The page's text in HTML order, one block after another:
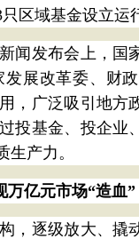
区域基金设立运
闻发布会上，国
展改革委、财
，广泛吸引地方
投基金、投企业
产力。
万亿元市场“造血”
，逐级放大、撬